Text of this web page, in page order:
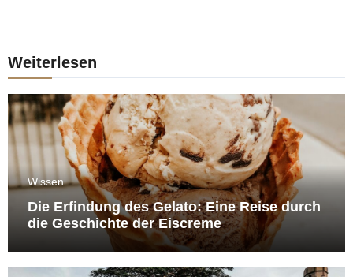
Weiterlesen
Wissen
Die Erfindung des Gelato: Eine Reise durch
die Geschichte der Eiscreme